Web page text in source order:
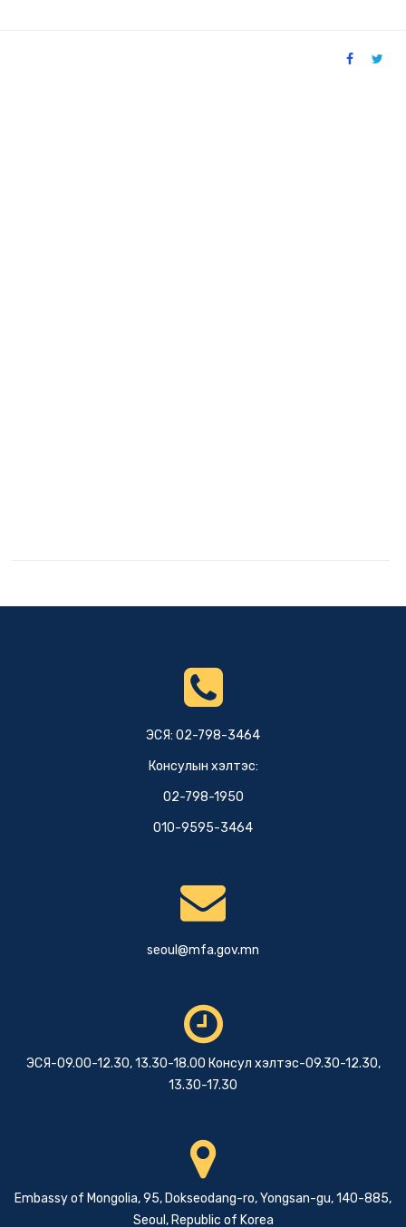
ЭСЯ: 02-798-3464
Консулын хэлтэс:
02-798-1950
010-9595-3464
seoul@mfa.gov.mn
ЭСЯ-09.00-12.30, 13.30-18.00 Консул хэлтэс-09.30-12.30,
13.30-17.30
Embassy of Mongolia, 95, Dokseodang-ro, Yongsan-gu, 140-885,
Seoul, Republic of Korea